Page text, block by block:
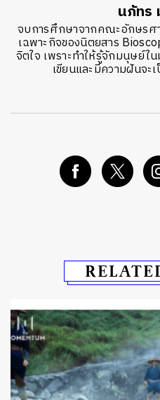
นภัทร
จบการศึกษาจากคณะอักษรศ
เฉพาะกิจของนิตยสาร
จิตใจ เพราะทำให้รู้จักมนุษย์
เขียนและมีความฝันจะ